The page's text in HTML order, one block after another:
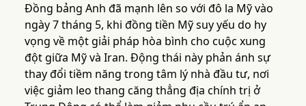
Đồng bảng Anh đã mạnh lên so với đô la Mỹ vào
ngày 7 tháng 5, khi đồng tiền Mỹ suy yếu do hy
vọng về một giải pháp hòa bình cho cuộc xung
đột giữa Mỹ và Iran. Động thái này phản ánh sự
thay đổi tiềm năng trong tâm lý nhà đầu tư, nơi
việc giảm leo thang căng thẳng địa chính trị ở